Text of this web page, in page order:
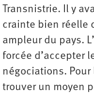
Transnistrie. Il y
crainte bien réelle
ampleur du pays.
forcée d’accepter
négociations. Pour
trouver un moyen